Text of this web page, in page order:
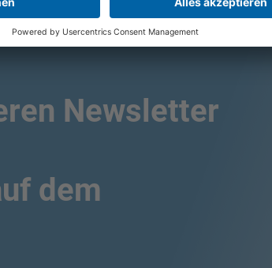
Newsletter
dem